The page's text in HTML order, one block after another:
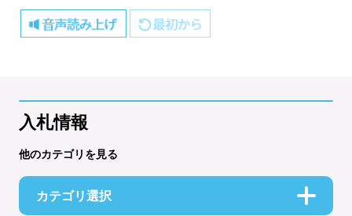
入札情報
他のカテゴリを見る
カテゴリ選択